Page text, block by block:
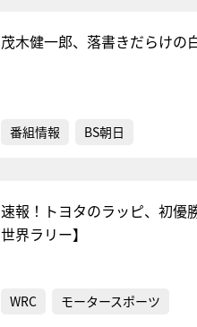
茂木健一郎、落書きだらけの
番組情報 BS朝日
速報！トヨタのラッピ、初優
世界ラリー】
WRC モータースポーツ